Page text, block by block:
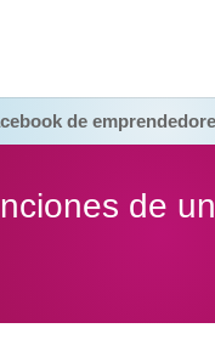
de
de